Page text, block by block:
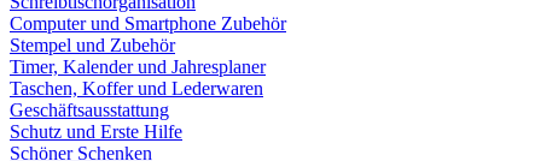
Computer und Smartphone Zubehör
Stempel und Zubehör
Timer, Kalender und Jahresplaner
Taschen, Koffer und Lederwaren
Geschäftsausstattung
Schutz und Erste Hilfe
Schöner Schenken